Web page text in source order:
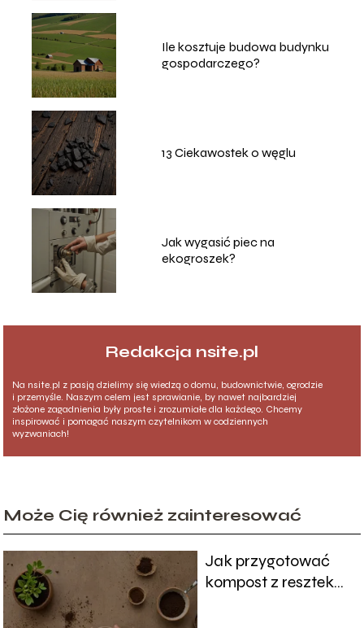
Ile kosztuje budowa budynku
gospodarczego?
13 Ciekawostek o węglu
Jak wygasić piec na
ekogroszek?
Redakcja nsite.pl
Na nsite.pl z pasją dzielimy się wiedzą o domu, budownictwie, ogrodzie
i przemyśle. Naszym celem jest sprawianie, by nawet najbardziej
złożone zagadnienia były proste i zrozumiałe dla każdego. Chcemy
inspirować i pomagać naszym czytelnikom w codziennych
wyzwaniach!
Może Cię również zainteresować
Jak przygotować
kompost z resztek